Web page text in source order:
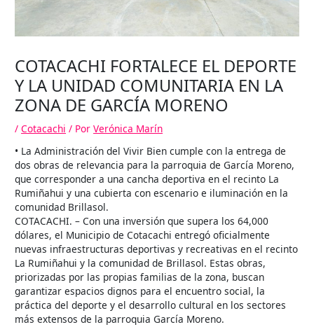
COTACACHI FORTALECE EL DEPORTE
Y LA UNIDAD COMUNITARIA EN LA
ZONA DE GARCÍA MORENO
/Cotacachi / PorVerónica Marín
• La Administración del Vivir Bien cumple con la entrega de
dos obras de relevancia para la parroquia de García Moreno,
que corresponder a una cancha deportiva en el recinto La
Rumiñahui y una cubierta con escenario e iluminación en la
comunidad Brillasol.
COTACACHI. – Con una inversión que supera los 64,000
dólares, el Municipio de Cotacachi entregó oficialmente
nuevas infraestructuras deportivas y recreativas en el recinto
La Rumiñahui y la comunidad de Brillasol. Estas obras,
priorizadas por las propias familias de la zona, buscan
garantizar espacios dignos para el encuentro social, la
práctica del deporte y el desarrollo cultural en los sectores
más extensos de la parroquia García Moreno.